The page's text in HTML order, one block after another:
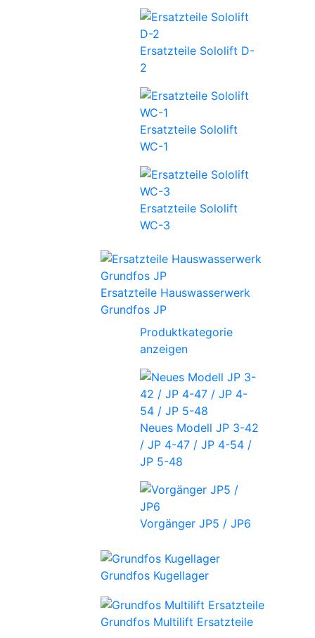
Ersatzteile Sololift D-
2
Ersatzteile Sololift
WC-1
Ersatzteile Sololift
WC-3
Ersatzteile Hauswasserwerk
Grundfos JP
Produktkategorie
anzeigen
Neues Modell JP 3-42
/ JP 4-47 / JP 4-54 /
JP 5-48
Vorgänger JP5 / JP6
Grundfos Kugellager
Grundfos Multilift Ersatzteile